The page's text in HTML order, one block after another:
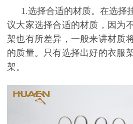
1.选择合适的材质。在选择
议大家选择合适的材质，因为
架也有所差异，一般来讲材质
的质量。只有选择出好的衣服
架。